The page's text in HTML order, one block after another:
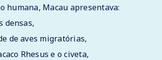
humana, Macau apresentava:
densas,
de aves migratórias,
Rhesus e o civeta,